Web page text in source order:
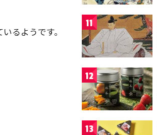
るようです。
11
12
13